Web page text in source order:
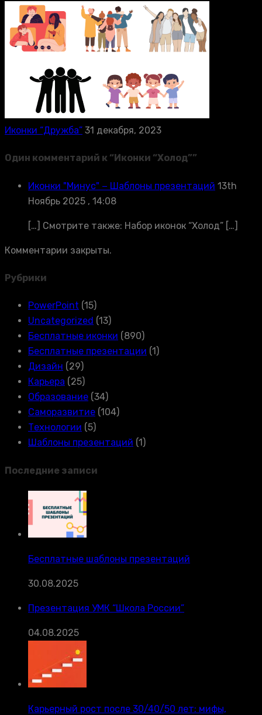
Иконки “Дружба” 31 декабря, 2023
Один комментарий к “ Иконки “Холод””
Иконки "Минус" − Шаблоны презентаций 13th
Ноябрь 2025 , 14:08
[…] Смотрите также: Набор иконок “Холод” […]
Комментарии закрыты.
Рубрики
PowerPoint (15)
Uncategorized (13)
Бесплатные иконки (890)
Бесплатные презентации (1)
Дизайн (29)
Карьера (25)
Образование (34)
Саморазвитие (104)
Технологии (5)
Шаблоны презентаций (1)
Последние записи
Бесплатные шаблоны презентаций
30.08.2025
Презентация УМК “Школа России”
04.08.2025
Карьерный рост после 30/40/50 лет: мифы,